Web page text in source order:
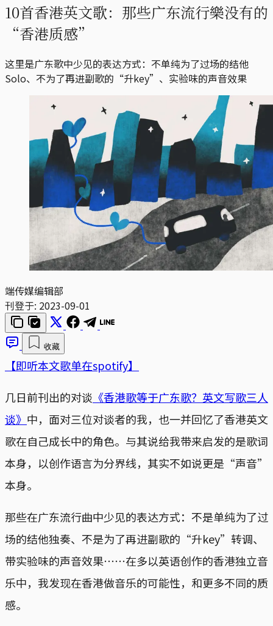
10首香港英文歌：那些广东流行樂没有的
“香港质感”
这里是广东歌中少见的表达方式：不单纯为了过场的结他
Solo、不为了再进副歌的“升key”、实验味的声音效果
端传媒编辑部
刊登于: 2023-09-01
收藏
【即听本文歌单在spotify】
几日前刊出的对谈 《香港歌等于广东歌？英文写歌三人
谈》 中，面对三位对谈者的我，也一并回忆了香港英文
歌在自己成长中的角色。与其说给我带来启发的是歌词
本身，以创作语言为分界线，其实不如说更是“声音”
本身。
那些在广东流行曲中少见的表达方式：不是单纯为了过
场的结他独奏、不是为了再进副歌的“升key”转调、
带实验味的声音效果⋯⋯在多以英语创作的香港独立音
乐中，我发现在香港做音乐的可能性，和更多不同的质
感。